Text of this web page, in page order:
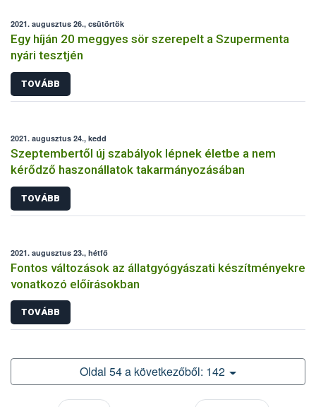
2021. augusztus 26., csütörtök
Egy híján 20 meggyes sör szerepelt a Szupermenta
nyári tesztjén
TOVÁBB
2021. augusztus 24., kedd
Szeptembertől új szabályok lépnek életbe a nem
kérődző haszonállatok takarmányozásában
TOVÁBB
2021. augusztus 23., hétfő
Fontos változások az állatgyógyászati készítményekre
vonatkozó előírásokban
TOVÁBB
Oldal 54 a következőből: 142